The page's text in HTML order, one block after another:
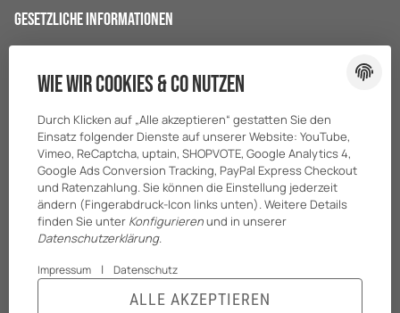
Gesetzliche Informationen
Impressum
Batteriegesetzhinweise
Wie wir Cookies & Co nutzen
Durch Klicken auf „Alle akzeptieren“ gestatten Sie den
Einsatz folgender Dienste auf unserer Website: YouTube,
Vimeo, ReCaptcha, uptain, SHOPVOTE, Google Analytics 4,
Google Ads Conversion Tracking, PayPal Express Checkout
und Ratenzahlung. Sie können die Einstellung jederzeit
ändern (Fingerabdruck-Icon links unten). Weitere Details
finden Sie unter Konfigurierenund in unserer
Datenschutzerklärung.
Impressum | Datenschutz
ALLE AKZEPTIEREN